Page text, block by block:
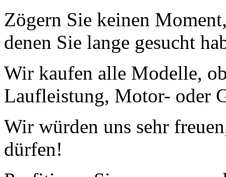
Zögern Sie keinen
denen Sie lange gesucht
Wir kaufen alle Modelle,
Laufleistung, Motor- oder
Wir würden uns sehr
dürfen!